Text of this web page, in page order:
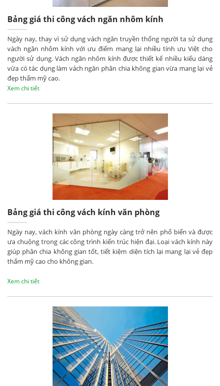
Bảng giá thi công vách ngăn nhôm kính
Ngày nay, thay vì sử dụng vách ngăn truyền thống người ta sử dụng
vách ngăn nhôm kính với ưu điểm mang lại nhiều tính ưu Việt cho
người sử dụng. Vách ngăn nhôm kính được thiết kế nhiều kiểu dáng
vừa có tác dụng làm vách ngăn phân chia không gian vừa mang lại vẻ
đẹp thẩm mỹ cao.
Xem chi tiết
Bảng giá thi công vách kính văn phòng
Ngày nay, vách kính văn phòng ngày càng trở nên phổ biến và được
ưa chuộng trong các công trình kiến trúc hiện đại. Loại vách kính này
giúp phân chia không gian tốt, tiết kiệm diện tích lại mang lại vẻ đẹp
thẩm mỹ cao cho không gian.
Xem chi tiết